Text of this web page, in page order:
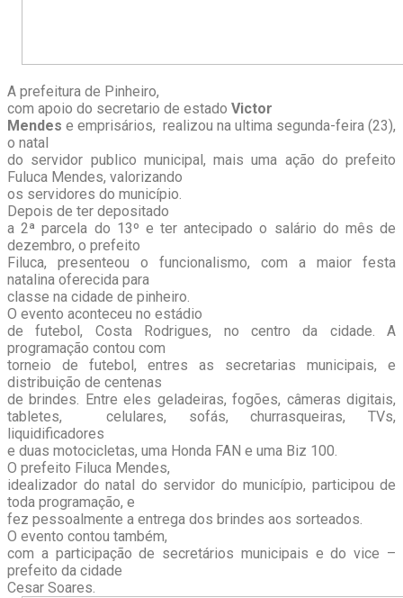
A prefeitura de Pinheiro,
com apoio do secretario de estado Victor
Mendes e emprisários, realizou na ultima segunda-feira (23),
o natal
do servidor publico municipal, mais uma ação do prefeito
Fuluca Mendes, valorizando
os servidores do município.
Depois de ter depositado
a 2ª parcela do 13º e ter antecipado o salário do mês de
dezembro, o prefeito
Filuca, presenteou o funcionalismo, com a maior festa
natalina oferecida para
classe na cidade de pinheiro.
O evento aconteceu no estádio
de futebol, Costa Rodrigues, no centro da cidade. A
programação contou com
torneio de futebol, entres as secretarias municipais, e
distribuição de centenas
de brindes. Entre eles geladeiras, fogões, câmeras digitais,
tabletes, celulares, sofás, churrasqueiras, TVs,
liquidificadores
e duas motocicletas, uma Honda FAN e uma Biz 100.
O prefeito Filuca Mendes,
idealizador do natal do servidor do município, participou de
toda programação, e
fez pessoalmente a entrega dos brindes aos sorteados.
O evento contou também,
com a participação de secretários municipais e do vice –
prefeito da cidade
Cesar Soares.